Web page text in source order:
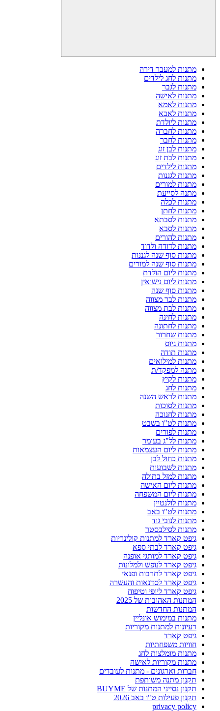
מתנות למעבר דירה
מתנות לחג לילדים
מתנות לגבר
מתנות לאישה
מתנות לאמא
מתנות לאבא
מתנות ליולדת
מתנות לחברה
מתנות לחבר
מתנות לבן זוג
מתנות לבת זוג
מתנות לילדים
מתנות לגננות
מתנות למורים
מתנה לסייעת
מתנות לכלה
מתנות לחתן
מתנות לסבתא
מתנות לסבא
מתנות להורים
מתנות לדודה ולדוד
מתנות סוף שנה לגננות
מתנות סוף שנה למורים
מתנות ליום הולדת
מתנות ליום נישואין
מתנות סוף שנה
מתנות לבר מצווה
מתנות לבת מצווה
מתנות לחינה
מתנות לחתונה
מתנות שחרור
מתנות גיוס
מתנות תודה
מתנות למילואים
מתנה למפקד/ת
מתנות לקיץ
מתנות לחג
מתנות לראש השנה
מתנות לסוכות
מתנות לחנוכה
מתנות לט"ו בשבט
מתנות לפורים
מתנות לל"ג בעומר
מתנות ליום העצמאות
מתנות כחול לבן
מתנות לשבועות
מתנות למזל בתולה
מתנות ליום האישה
מתנות ליום המשפחה
מתנות לולנטיין
מתנות לט"ו באב
מתנות לנובי גוד
מתנות לסילבסטר
גיפט קארד למתנות קולינריות
גיפט קארד לבתי ספא
גיפט קארד למותגי אופנה
גיפט קארד לנופש ולמלונות
גיפט קארד לתרבות ופנאי
גיפט קארד לסדנאות והעשרה
גיפט קארד ליופי וטיפוח
המתנות האהובות של 2025
המתנות החדשות
מתנות במימוש אונליין
רעיונות למתנות מקוריות
גיפט קארד
חוויות משפחתיות
מתנות מומלצות לחג
מתנות מקוריות לאישה
חברות וארגונים - מתנות לעובדים
תקנון מתנה משותפת
תקנון נסייני המתנות של BUYME
תקנון פעילות ט"ו באב 2026
privacy policy